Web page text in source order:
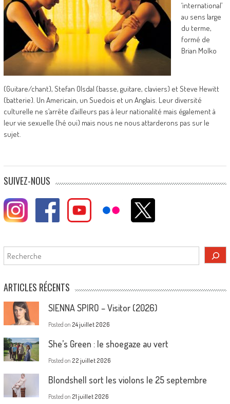
‘international’
au sens large
du terme,
formé de
Brian Molko
(Guitare/chant), Stefan Olsdal (basse, guitare, claviers) et Steve Hewitt
(batterie). Un Americain, un Suedois et un Anglais. Leur diversité
culturelle ne s’arrête d’ailleurs pas à leur nationalité mais également à
leur vie sexuelle (hé oui) mais nous ne nous attarderons pas sur le
sujet.
SUIVEZ-NOUS
Rechercher
ARTICLES RÉCENTS
SIENNA SPIRO – Visitor (2026)
Posted on 24 juillet 2026
She’s Green : le shoegaze au vert
Posted on 22 juillet 2026
Blondshell sort les violons le 25 septembre
Posted on 21 juillet 2026